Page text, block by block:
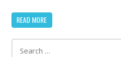
READ MORE